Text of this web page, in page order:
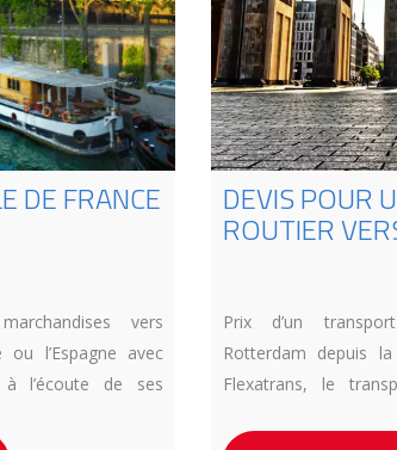
DE FRANCE
vers
l’Espagne avec
à l’écoute de ses
DEVIS POUR
ROUTIER
Prix d’un
Rotterdam depuis
Flexatrans, le